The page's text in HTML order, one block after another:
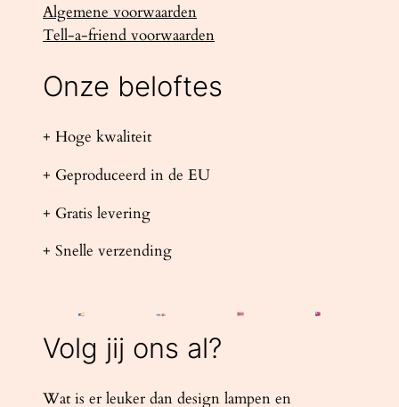
Algemene voorwaarden
Tell-a-friend voorwaarden
Onze beloftes
+ Hoge kwaliteit
+ Geproduceerd in de EU
+ Gratis levering
+ Snelle verzending
Volg jij ons al?
Wat is er leuker dan design lampen en